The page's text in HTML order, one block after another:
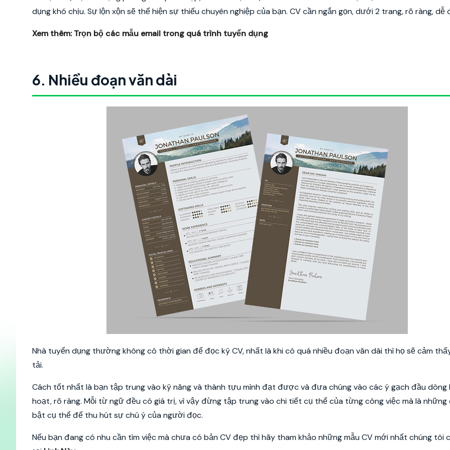
dụng khó chịu. Sự lộn xộn sẽ thể hiện sự thiếu chuyên nghiệp của bạn. CV cần ngắn gọn, dưới 2 trang, rõ ràng, dễ
Xem thêm:Trọn bộ các mẫu email trong quá trình tuyển dụng
6. Nhiều đoạn văn dài
Nhà tuyển dụng thường không có thời gian để đọc kỹ CV, nhất là khi có quá nhiều đoạn văn dài thì họ sẽ cảm
tải.
Cách tốt nhất là bạn tập trung vào kỹ năng và thành tựu mình đạt được và đưa chúng vào các ý gạch đầu dòng
hoạt, rõ ràng. Mỗi từ ngữ đều có giá trị, vì vậy đừng tập trung vào chi tiết cụ thể của từng công việc mà là những
bật cụ thể để thu hút sự chú ý của người đọc.
Nếu bạn đang có nhu cần tìm việc mà chưa có bản CV đẹp thì hãy tham khảo những mẫu CV mới nhất chúng tôi